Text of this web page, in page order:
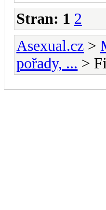
Stran: 1 2
Asexual.cz >
pořady, ... >